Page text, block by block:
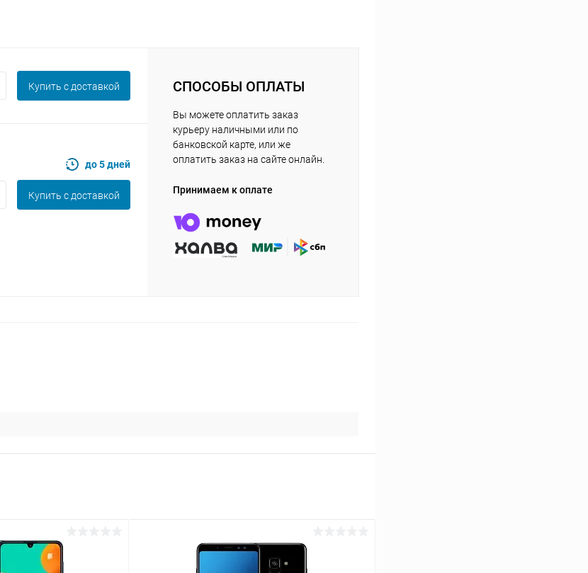
Купить c доставкой
до 5 дней
Купить c доставкой
СПОСОБЫ ОПЛАТЫ
Вы можете оплатить заказ
курьеру наличными или по
банковской карте, или же
оплатить заказ на сайте онлайн.
Принимаем к оплате
раз в 2
Остались вопросы?
8 800 302-02-51
plait.ru